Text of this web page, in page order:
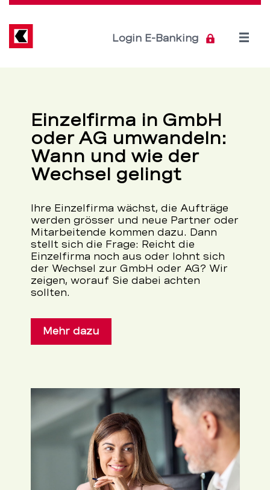
Berner
Kantonalbank
für
Firmen,
KMU,
Institutionelle
BEKB
Direkt
Inhalt
Login E-Banking
Open
Einzelfirma in GmbH
oder AG umwandeln:
Wann und wie der
Wechsel gelingt
Ihre Einzelfirma wächst, die Aufträge
werden grösser und neue Partner oder
Mitarbeitende kommen dazu. Dann
stellt sich die Frage: Reicht die
Einzelfirma noch aus oder lohnt sich
der Wechsel zur GmbH oder AG? Wir
zeigen, worauf Sie dabei achten
sollten.
Mehr dazu